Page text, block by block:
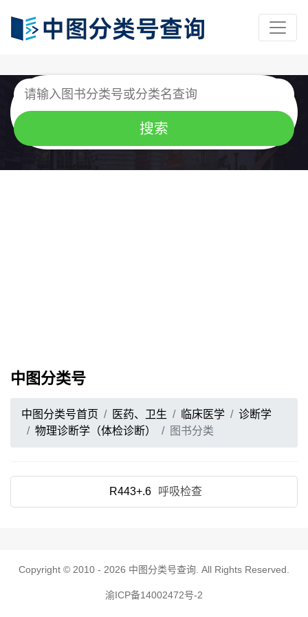
中图分类号
中图分类号首页 医药、卫生 临床医学
诊断学
物理诊断学（体检诊断）
图书分类
R443+.6 呼吸检查
Copyright © 2010 - 2026 中图分类号查询 . All Rights Reserved.
渝ICP备14002472号-2